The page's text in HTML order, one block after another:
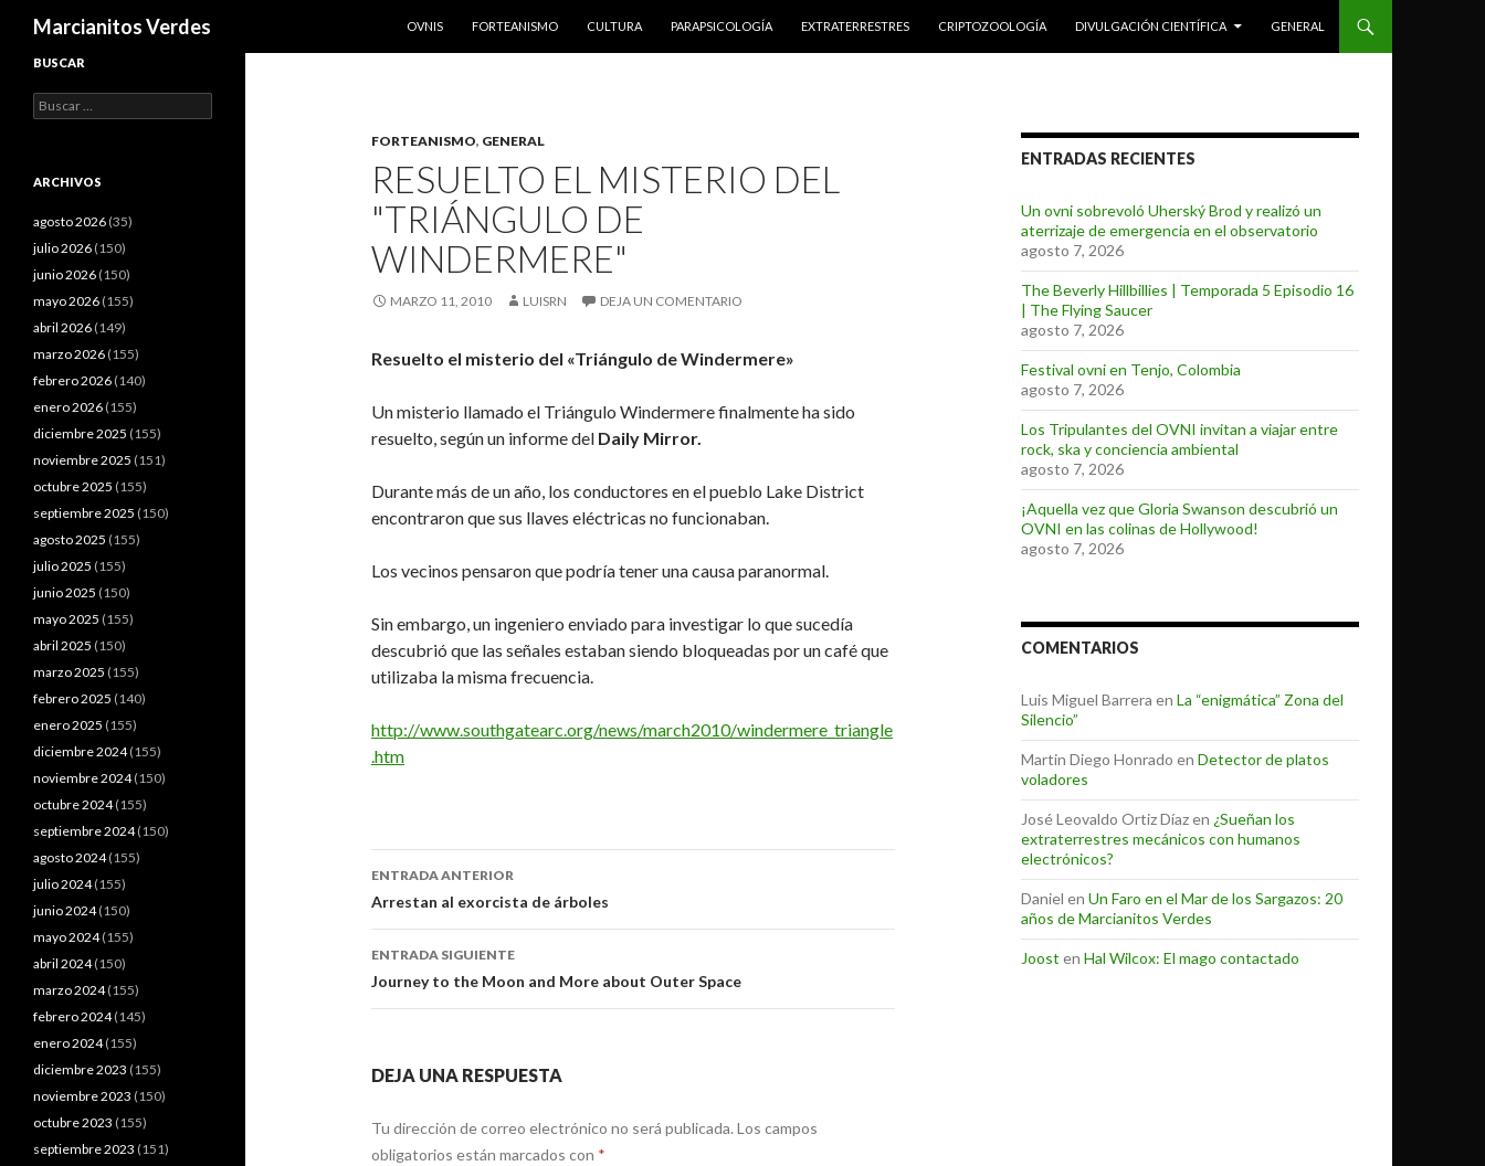
Marcianitos Verdes
OVNIS
FORTEANISMO CULTURA PARAPSICOLOGÍA EXTRATERRESTRES CRIPTOZOOLOGÍA DIVULGACIÓN CIENTÍFICA GENERAL
FORTEANISMO, GENERAL
RESUELTO EL MISTERIO DEL
"TRIÁNGULO DE
WINDERMERE"
MARZO 11, 2010 LUISRN DEJA UN COMENTARIO
Resuelto el misterio del «Triángulo de Windermere»
Un misterio llamado el Triángulo Windermere finalmente ha sido
resuelto, según un informe del Daily Mirror.
Durante más de un año, los conductores en el pueblo Lake District
encontraron que sus llaves eléctricas no funcionaban.
Los vecinos pensaron que podría tener una causa paranormal.
Sin embargo, un ingeniero enviado para investigar lo que sucedía
descubrió que las señales estaban siendo bloqueadas por un café que
utilizaba la misma frecuencia.
http://www.southgatearc.org/news/march2010/windermere_triangle
.htm
Navegación
de
entradas
ENTRADA ANTERIOR
Arrestan al exorcista de árboles
ENTRADA SIGUIENTE
Journey to the Moon and More about Outer Space
DEJA UNA RESPUESTA
Tu dirección de correo electrónico no será publicada. Los campos
obligatorios están marcados con *
ENTRADAS RECIENTES
Un ovni sobrevoló Uherský Brod y realizó un
aterrizaje de emergencia en el observatorio
agosto 7, 2026
The Beverly Hillbillies | Temporada 5 Episodio 16
| The Flying Saucer
agosto 7, 2026
Festival ovni en Tenjo, Colombia
agosto 7, 2026
Los Tripulantes del OVNI invitan a viajar entre
rock, ska y conciencia ambiental
agosto 7, 2026
¡Aquella vez que Gloria Swanson descubrió un
OVNI en las colinas de Hollywood!
agosto 7, 2026
COMENTARIOS
Luis Miguel Barrera en La “enigmática” Zona del
Silencio”
Martin Diego Honrado en Detector de platos
voladores
José Leovaldo Ortiz Díazen ¿Sueñan los
extraterrestres mecánicos con humanos
electrónicos?
Daniel en Un Faro en el Mar de los Sargazos: 20
años de Marcianitos Verdes
Joost en Hal Wilcox: El mago contactado
BUSCAR
Buscar:
ARCHIVOS
agosto 2026 (35)
julio 2026 (150)
junio 2026 (150)
mayo 2026 (155)
abril 2026 (149)
marzo 2026 (155)
febrero 2026 (140)
enero 2026 (155)
diciembre 2025 (155)
noviembre 2025 (151)
octubre 2025 (155)
septiembre 2025 (150)
agosto 2025 (155)
julio 2025 (155)
junio 2025 (150)
mayo 2025 (155)
abril 2025 (150)
marzo 2025 (155)
febrero 2025 (140)
enero 2025 (155)
diciembre 2024(155)
noviembre 2024(150)
octubre 2024(155)
septiembre 2024(150)
agosto 2024(155)
julio 2024(155)
junio 2024(150)
mayo 2024(155)
abril 2024(150)
marzo 2024(155)
febrero 2024(145)
enero 2024(155)
diciembre 2023 (155)
noviembre 2023 (150)
octubre 2023 (155)
septiembre 2023 (151)